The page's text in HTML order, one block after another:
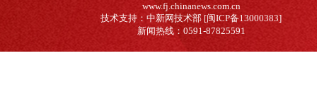
www.fj.chinanews.com.cn
技术支持：中新网技术部 [闽ICP备13000383]
新闻热线：0591-87825591